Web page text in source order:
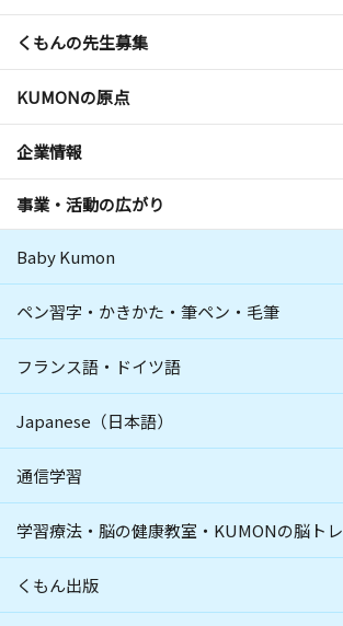
くもんの先生募集
KUMONの原点
企業情報
事業・活動の広がり
Baby Kumon
ペン習字・かきかた・筆ペン・毛筆
フランス語・ドイツ語
Japanese（日本語）
通信学習
学習療法・脳の健康教室・KUMONの脳トレ
くもん出版